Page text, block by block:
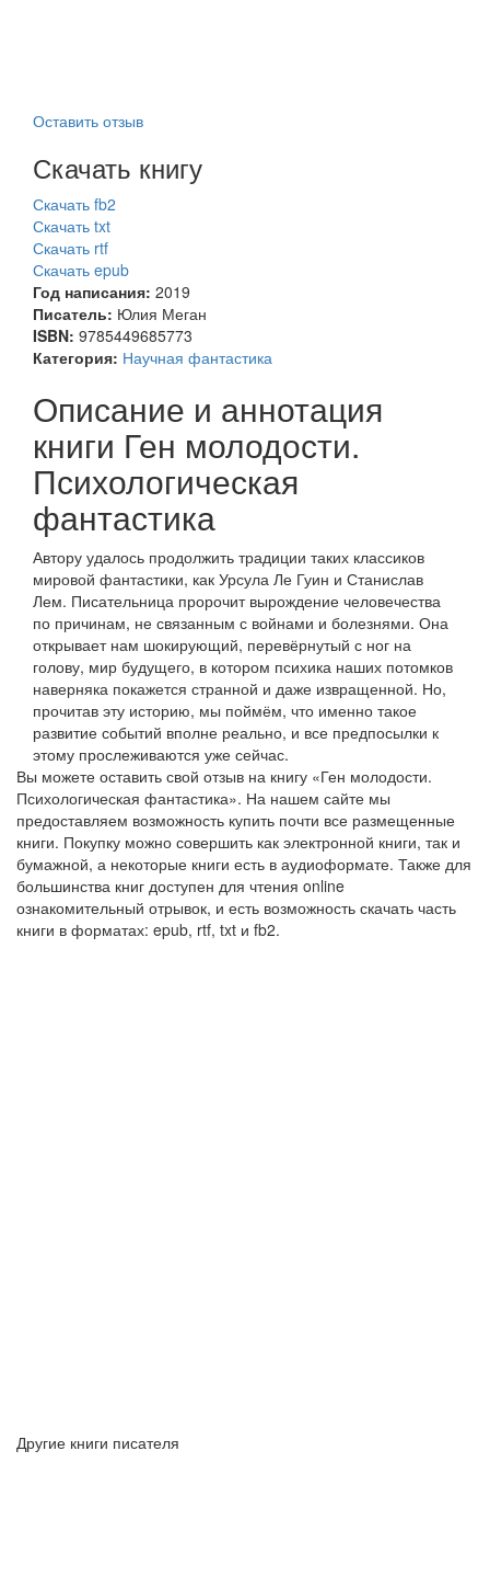
Оставить отзыв
Скачать книгу
Скачать fb2
Скачать txt
Скачать rtf
Скачать epub
Год написания: 2019
Писатель: Юлия Меган
ISBN: 9785449685773
Категория: Научная фантастика
Описание и аннотация
книги Ген молодости.
Психологическая
фантастика
Автору удалось продолжить традиции таких классиков
мировой фантастики, как Урсула Ле Гуин и Станислав
Лем. Писательница пророчит вырождение человечества
по причинам, не связанным с войнами и болезнями. Она
открывает нам шокирующий, перевёрнутый с ног на
голову, мир будущего, в котором психика наших потомков
наверняка покажется странной и даже извращенной. Но,
прочитав эту историю, мы поймём, что именно такое
развитие событий вполне реально, и все предпосылки к
этому прослеживаются уже сейчас.
Вы можете оставить свой отзыв на книгу «Ген молодости.
Психологическая фантастика». На нашем сайте мы
предоставляем возможность купить почти все размещенные
книги. Покупку можно совершить как электронной книги, так и
бумажной, а некоторые книги есть в аудиоформате. Также для
большинства книг доступен для чтения online
ознакомительный отрывок, и есть возможность скачать часть
книги в форматах: epub, rtf, txt и fb2.
Другие книги писателя